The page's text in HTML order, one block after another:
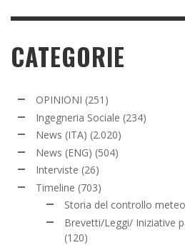
CATEGORIE
OPINIONI (251)
Ingegneria Sociale (234)
News (ITA) (2.020)
News (ENG) (504)
Interviste (26)
Timeline (703)
Storia del controllo
Brevetti/Leggi/ Iniziative
(120)